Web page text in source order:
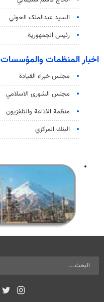
السید عبدالملک الحوثي
رئيس الجمهورية
اخبار المنظمات والمؤسسات
مجلس خبراء القيادة
مجلس الشورى الاسلامي
منظمة الاذاعة والتلفزیون
البنك المركزي